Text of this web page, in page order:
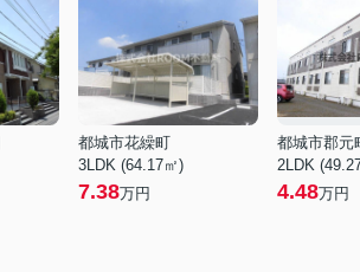
都城市花繰町
3LDK (64.17㎡)
7.38万円
都城市郡元
2LDK
4.48万円